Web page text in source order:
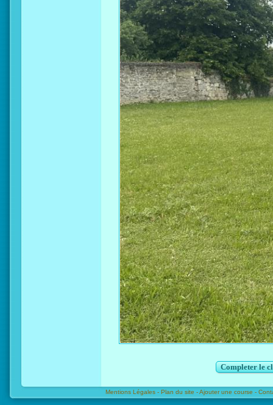
Completer le
Mentions Légales - Plan du site -Ajouter une course -